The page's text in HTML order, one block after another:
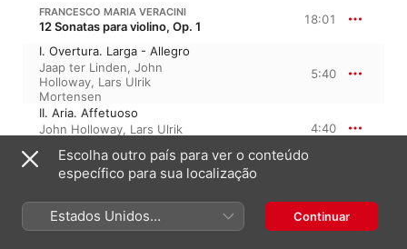
FRANCESCO MARIA VERACINI
12 Sonatas para violino, Op. 1 18:01
I. Overtura. Larga - Allegro
Jaap ter Linden, John
Holloway, Lars Ulrik
Mortensen
5:40
II. Aria. Affetuoso
John Holloway, Lars Ulrik
4:40
III. Paesana. Allegro
Lars Ulrik Mortensen ,John
IV. Minuet. Allegro
John Holloway,Jaap ter
Escolha outro país para ver o conteúdo
específico para sua localização
Estados Unidos
(Português Brasil)
Continuar